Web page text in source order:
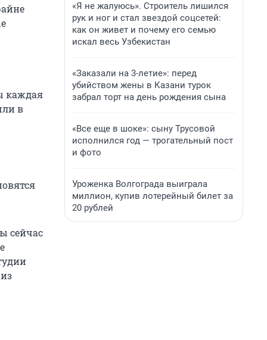
каждая
в
сейчас
«Я не жалуюсь». Строитель лишился
рук и ног и стал звездой соцсетей:
как он живет и почему его семью
искал весь Узбекистан
«Заказали на 3-летие»: перед
убийством жены в Казани турок
забрал торт на день рождения сына
«Все еще в шоке»: сыну Трусовой
исполнился год — трогательный пост
и фото
Уроженка Волгограда выиграла
миллион, купив лотерейный билет за
20 рублей